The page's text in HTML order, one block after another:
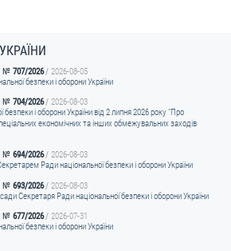
інформації
707/2026
2026-08-05
безпеки і оборони України
704/2026
2026-08-03
і оборони України від 2 липня 2026 року "Про
економічних та інших обмежувальних заходів
694/2026
2026-08-03
Ради національної безпеки і оборони України
693/2026
2026-08-03
Секретаря Ради національної безпеки і оборони України
677/2026
2026-07-31
безпеки і оборони України